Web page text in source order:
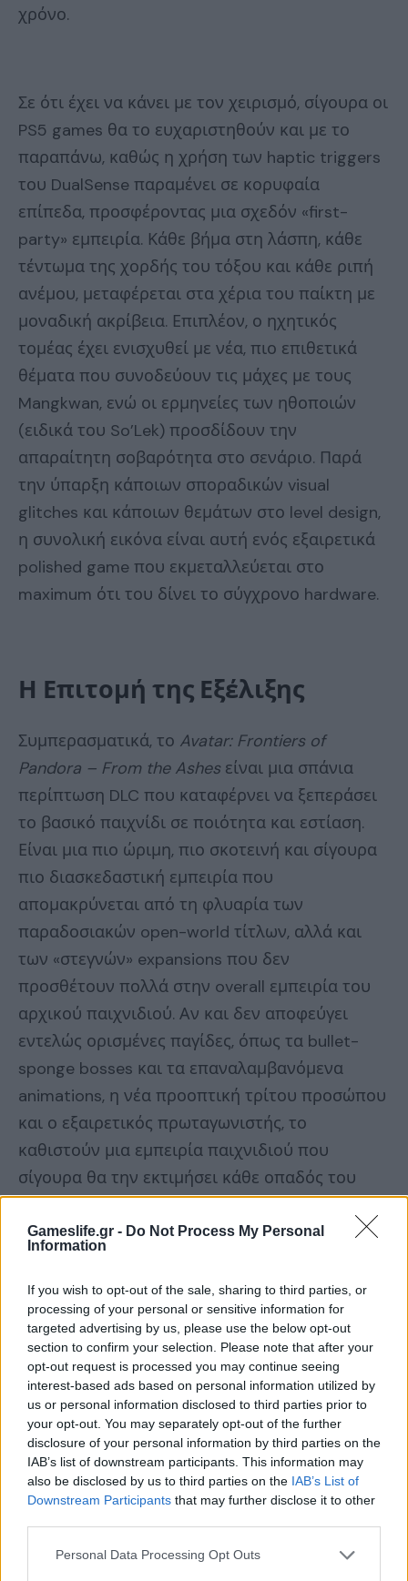
Gameslife.gr - Do Not Process My Personal
Information
If you wish to opt-out of the sale, sharing to third parties, or
processing of your personal or sensitive information for
targeted advertising by us, please use the below opt-out
section to confirm your selection. Please note that after your
opt-out request is processed you may continue seeing
interest-based ads based on personal information utilized by
us or personal information disclosed to third parties prior to
your opt-out. You may separately opt-out of the further
disclosure of your personal information by third parties on the
IAB’s list of downstream participants. This information may
also be disclosed by us to third parties on the IAB’s List of
Downstream Participants that may further disclose it to other
Personal Data Processing Opt Outs
χρόνο.
Σε ότι έχει να κάνει με τον χειρισμό, σίγουρα οι
PS5 games θα το ευχαριστηθούν και με το
παραπάνω, καθώς η χρήση των haptic triggers
του DualSense παραμένει σε κορυφαία
επίπεδα, προσφέροντας μια σχεδόν «first-
party» εμπειρία. Κάθε βήμα στη λάσπη, κάθε
τέντωμα της χορδής του τόξου και κάθε ριπή
ανέμου, μεταφέρεται στα χέρια του παίκτη με
μοναδική ακρίβεια. Επιπλέον, ο ηχητικός
τομέας έχει ενισχυθεί με νέα, πιο επιθετικά
θέματα που συνοδεύουν τις μάχες με τους
Mangkwan, ενώ οι ερμηνείες των ηθοποιών
(ειδικά του So’Lek) προσδίδουν την
απαραίτητη σοβαρότητα στο σενάριο. Παρά
την ύπαρξη κάποιων σποραδικών visual
glitches και κάποιων θεμάτων στο level design,
η συνολική εικόνα είναι αυτή ενός εξαιρετικά
polished game που εκμεταλλεύεται στο
maximum ότι του δίνει το σύγχρονο hardware.
Η Επιτομή της Εξέλιξης
Συμπερασματικά, το Avatar: Frontiers of
Pandora – From the Ashes είναι μια σπάνια
περίπτωση DLC που καταφέρνει να ξεπεράσει
το βασικό παιχνίδι σε ποιότητα και εστίαση.
Είναι μια πιο ώριμη, πιο σκοτεινή και σίγουρα
πιο διασκεδαστική εμπειρία που
απομακρύνεται από τη φλυαρία των
παραδοσιακών open-world τίτλων, αλλά και
των «στεγνών» expansions που δεν
προσθέτουν πολλά στην overall εμπειρία του
αρχικού παιχνιδιού. Αν και δεν αποφεύγει
εντελώς ορισμένες παγίδες, όπως τα bullet-
sponge bosses και τα επαναλαμβανόμενα
animations, η νέα προοπτική τρίτου προσώπου
και ο εξαιρετικός πρωταγωνιστής, το
καθιστούν μια εμπειρία παιχνιδιού που
σίγουρα θα την εκτιμήσει κάθε οπαδός του
franchise. Η Πανδώρα φλέγεται, και μέσα από
τις στάχτες της, η Massive Entertainment βρήκε
το main game του 2023.
Ανάπτυξη:MassiveΈκδοση: UbisoftΔιάθεση
CD Media